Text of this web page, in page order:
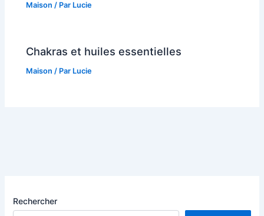
Maison / Par Lucie
Chakras et huiles essentielles
Maison / Par Lucie
Rechercher